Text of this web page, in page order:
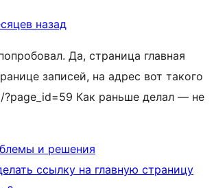
назад
Да, страница главная
записей, на адрес вот такого
?page_id=59 Как раньше делал — не
и решения
ссылку на главную страницу